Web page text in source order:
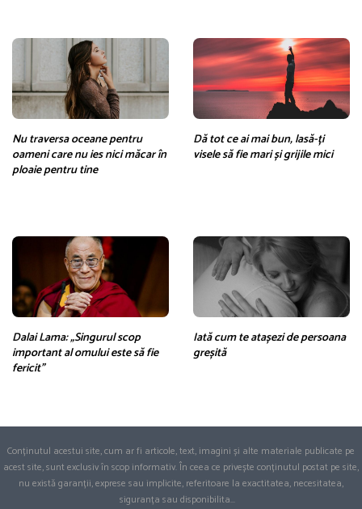
Nu traversa oceane pentru
oameni care nu ies nici măcar în
ploaie pentru tine
Dă tot ce ai mai bun, lasă-ți
visele să fie mari și grijile mici
Dalai Lama: „Singurul scop
important al omului este să fie
fericit”
Iată cum te atașezi de persoana
greșită
Conținutul acestui site, cum ar fi articole, text, imagini și alte materiale publicate pe
acest site, sunt exclusiv în scop informativ. În ceea ce privește conținutul postat pe site,
nu există garanții, exprese sau implicite, referitoare la exactitatea, necesitatea,
siguranța sau disponibilita...